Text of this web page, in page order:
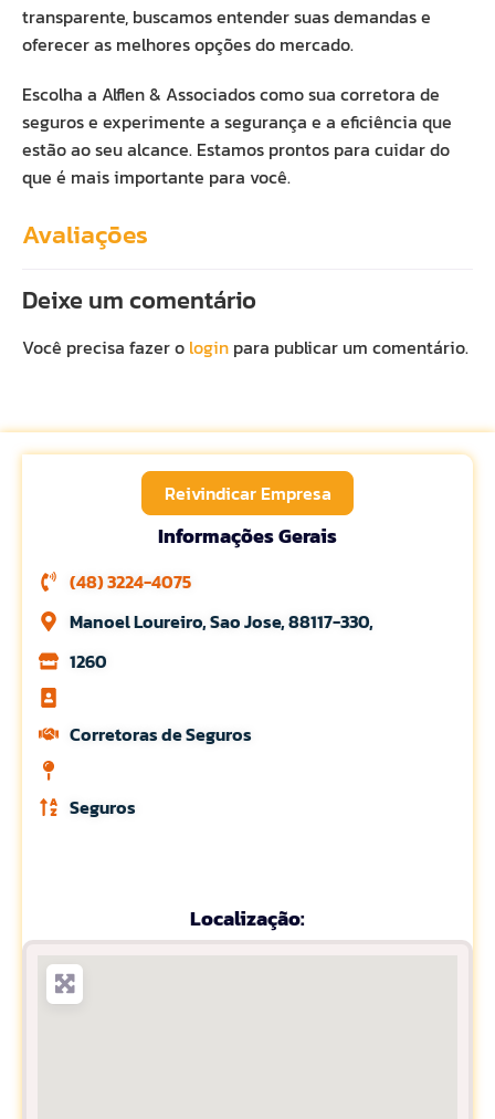
transparente, buscamos entender suas demandas e
oferecer as melhores opções do mercado.
Escolha a Alflen & Associados como sua corretora de
seguros e experimente a segurança e a eficiência que
estão ao seu alcance. Estamos prontos para cuidar do
que é mais importante para você.
Avaliações
Deixe um comentário
Você precisa fazer o login para publicar um comentário.
Reivindicar Empresa
Informações Gerais
(48) 3224-4075
Manoel Loureiro, Sao Jose, 88117-330,
1260
Corretoras de Seguros
Seguros
Localização: